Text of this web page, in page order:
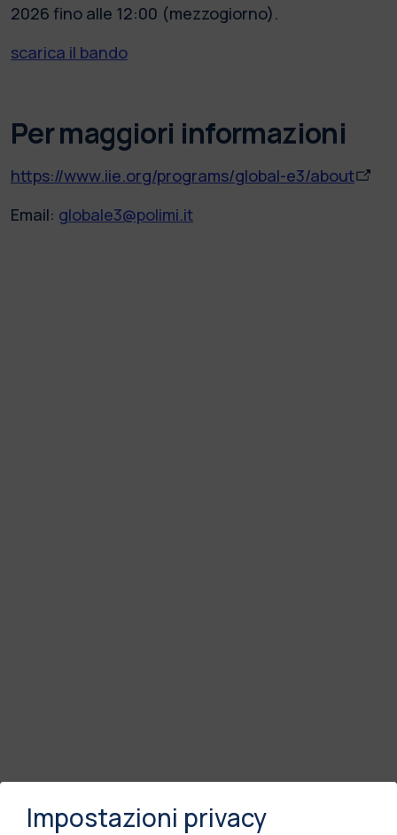
2026 fino alle 12:00 (mezzogiorno).
scarica il bando
Per maggiori informazioni
https://www.iie.org/programs/global-e3/about
Email: globale3@polimi.it
Impostazioni privacy